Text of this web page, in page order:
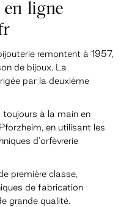
ligne
remontent à 1957,
de bijoux. La
par la deuxième
à la main en
en utilisant les
d'orfèvrerie
première classe,
de fabrication
grande qualité.